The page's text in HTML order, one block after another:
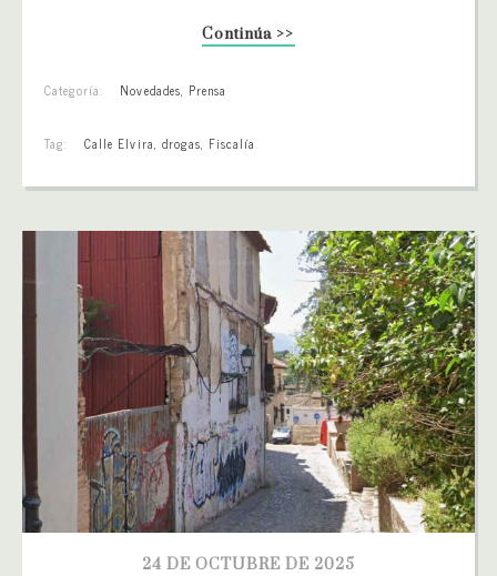
Continúa >>
Categoría: Novedades, Prensa
Tag: Calle Elvira, drogas, Fiscalía
24 DE OCTUBRE DE 2025